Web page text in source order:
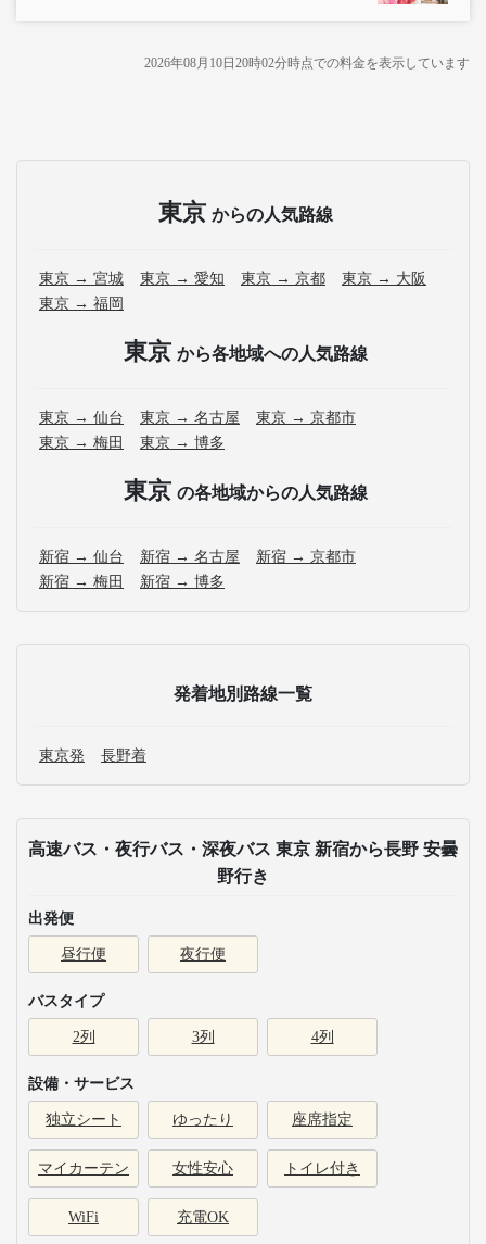
2026年08月10日20時02分時点での料金を表示しています
東京 からの人気路線
東京 → 宮城 東京 → 愛知 東京 → 京都
東京 → 大阪
東京 → 福岡
東京 から各地域への人気路線
東京 → 仙台 東京 → 名古屋
東京 → 京都市
東京 → 梅田
東京 → 博多
東京 の各地域からの人気路線
新宿 → 仙台 新宿 → 名古屋
新宿 → 京都市
新宿 → 梅田
新宿 → 博多
発着地別路線一覧
東京発 長野着
高速バス・夜行バス・深夜バス 東京 新宿から長野 安曇
野行き
出発便
昼行便 夜行便
バスタイプ
2列 3列 4列
設備・サービス
独立シート ゆったり 座席指定
マイカーテン 女性安心 トイレ付き
WiFi 充電OK